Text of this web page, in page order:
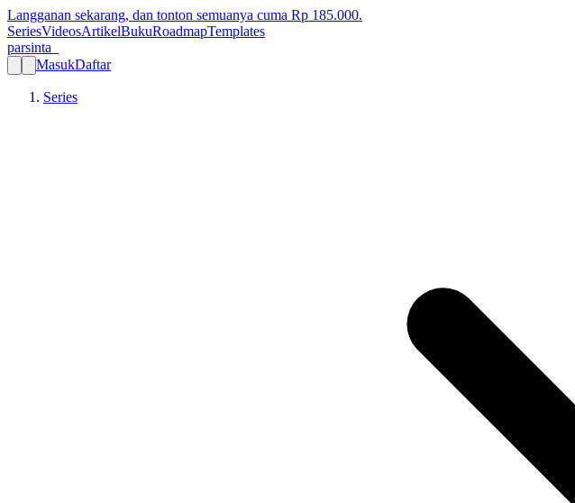
Langganan sekarang, dan tonton semuanya cuma Rp 185.000.
SeriesVideosArtikelBukuRoadmapTemplates
parsinta_
MasukDaftar
Series